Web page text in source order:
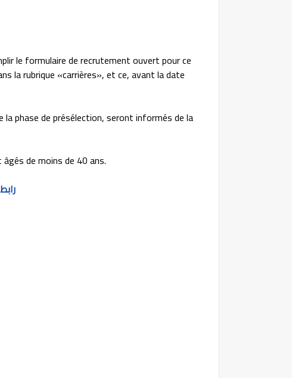
le formulaire de recrutement ouvert pour ce
la rubrique «carrières», et ce, avant la date
phase de présélection, seront informés de la
de moins de 40 ans.